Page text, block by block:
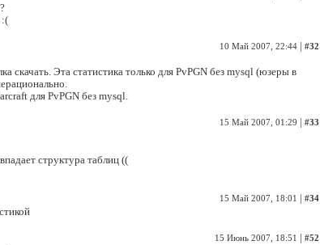
:(
10 Май 2007, 22:44 #32
скачать. Эта статистика только для PvPGN без mysql (юзеры в
для PvPGN без mysql.
15 Май 2007, 01:29 #33
структура таблиц ((
15 Май 2007, 18:01 #34
15 Июнь 2007, 18:51 #52